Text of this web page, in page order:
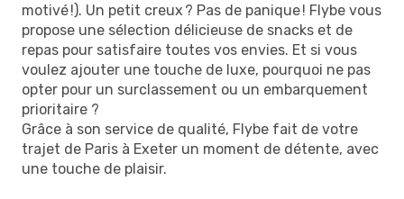
motivé !). Un petit creux ? Pas de panique ! Flybe vous
propose une sélection délicieuse de snacks et de
repas pour satisfaire toutes vos envies. Et si vous
voulez ajouter une touche de luxe, pourquoi ne pas
opter pour un surclassement ou un embarquement
prioritaire ?
Grâce à son service de qualité, Flybe fait de votre
trajet de Paris à Exeter un moment de détente, avec
une touche de plaisir.